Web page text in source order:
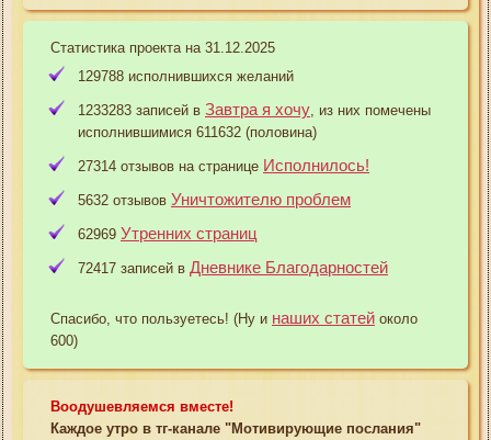
Статистика проекта на 31.12.2025
129788 исполнившихся желаний
1233283 записей в Завтра я хочу , из них помечены
исполнившимися 611632 (половина)
27314 отзывов на странице Исполнилось!
5632 отзывов Уничтожителю проблем
62969 Утренних страниц
72417 записей в Дневнике Благодарностей
Спасибо, что пользуетесь! (Ну и наших статей около
600)
Воодушевляемся вместе!
Каждое утро в тг-канале "Мотивирующие послания"